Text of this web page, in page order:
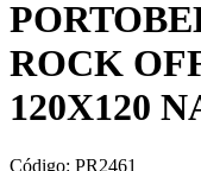
ROCK
120X120
Código: PR2461